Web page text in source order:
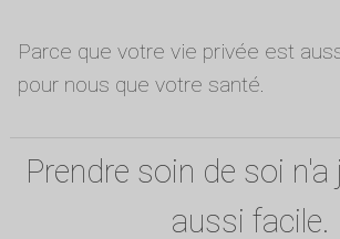
Parce que votre vie privée est
pour nous que votre santé.
Prendre soin de soi
aussi facile.